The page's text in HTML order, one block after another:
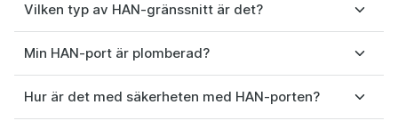
Vilken typ av HAN-gränssnitt är det?
Min HAN-port är plomberad?
Hur är det med säkerheten med HAN-porten?